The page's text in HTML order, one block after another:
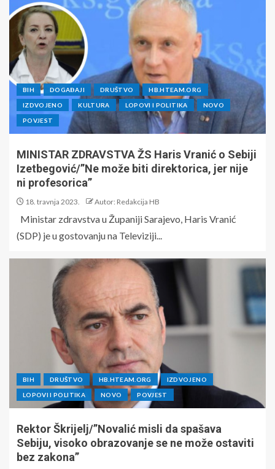
BIH DOGAĐAJI DRUŠTVO HB.HTEAM.ORG
IZDVOJENO KULTURA LOPOVI I POLITIKA NOVO
POVJEST
MINISTAR ZDRAVSTVA ŽS Haris Vranić o Sebiji
Izetbegović/”Ne može biti direktorica, jer nije
ni profesorica”
18. travnja 2023. Autor: Redakcija HB
Ministar zdravstva u Županiji Sarajevo, Haris Vranić
(SDP) je u gostovanju na Televiziji...
BIH DRUŠTVO HB.HTEAM.ORG IZDVOJENO
LOPOVI I POLITIKA NOVO POVJEST
Rektor Škrijelj/”Novalić misli da spašava
Sebiju, visoko obrazovanje se ne može ostaviti
bez zakona”